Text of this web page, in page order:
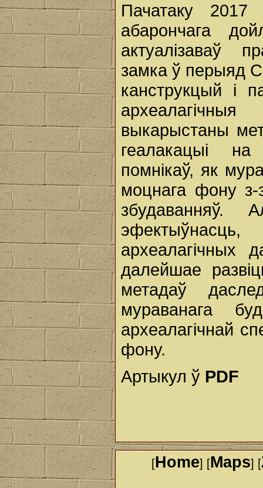
Пачатаку
абарончага
актуалізаваў
замка ў перыяд
канструкцый і
выкарыстаны
геалакацыі на
помнікаў, як
моцнага фону з-
збудаванняў.
археалагічных
далейшае
метадаў
мураванага
археалагічнай
фону.
Артыкул ў PDF
[Home] [Maps] [